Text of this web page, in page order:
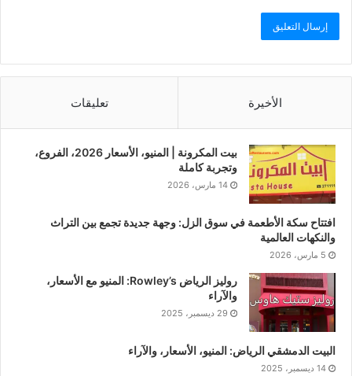
الأخيرة تعليقات
بيت المكرونة | المنيو، الأسعار 2026، الفروع،
وتجربة كاملة
14 مارس، 2026
افتتاح سكة الأطعمة في سوق الزل: وجهة جديدة تجمع بين التراث
والنكهات العالمية
5 مارس، 2026
روليز الرياض Rowley’s: المنيو مع الأسعار،
والآراء
29 ديسمبر، 2025
البيت الدمشقي الرياض: المنيو، الأسعار، والآراء
14 ديسمبر، 2025